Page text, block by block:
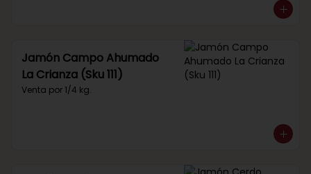
Jamón Campo Ahumado
La Crianza (Sku 111)
Venta por 1/4 kg.